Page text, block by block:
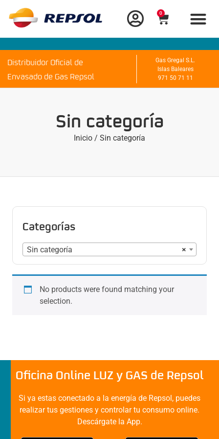
0
Distribuidor Oficial de
Envasado de Gas Repsol
Gas Gregal S.L.
Islas Baleares
971 50 71 11
Sin categoría
Inicio / Sin categoría
Categorías
×
Sin categoría
No products were found matching your
selection.
Oficina Online LUZ y GAS de Repsol
Si ya estas conectado a la energía de Repsol, puedes
realizar tus gestiones y controlar tu consumo online.
Descárgate la App.